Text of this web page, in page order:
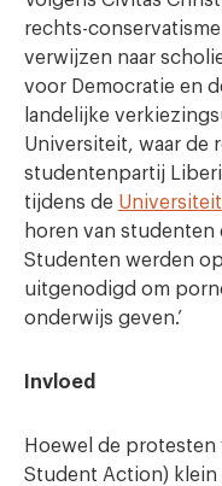
rechts-
verwijzen naar
voor Democratie en
landelijke
Universiteit, waar de
studentenpartij
tijdens de
horen van studenten
Studenten werden
uitgenodigd om
onderwijs geven.’
Invloed
Hoewel de protesten
Student Action)